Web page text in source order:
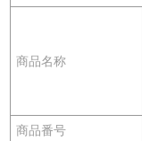
商品名称
商品番号